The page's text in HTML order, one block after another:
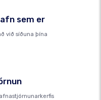
sem er
við síðuna þína